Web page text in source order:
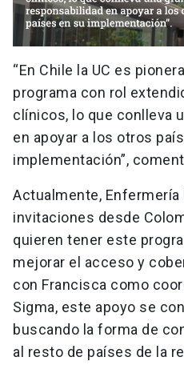
“En Chile la UC es
programa con rol
clínicos, lo que conlleva
en apoyar a los otros
implementación”,
Actualmente, Enfermería
invitaciones desde
quieren tener este
mejorar el acceso y
con Francisca como
Sigma, este apoyo se
buscando la forma de
al resto de países de la